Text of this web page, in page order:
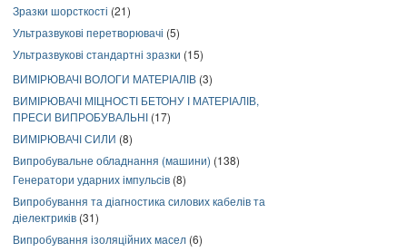
Зразки шорсткості (21)
Ультразвукові перетворювачі (5)
Ультразвукові стандартні зразки (15)
ВИМІРЮВАЧІ ВОЛОГИ МАТЕРІАЛІВ (3)
ВИМІРЮВАЧІ МІЦНОСТІ БЕТОНУ І МАТЕРІАЛІВ,
ПРЕСИ ВИПРОБУВАЛЬНІ (17)
ВИМІРЮВАЧІ СИЛИ (8)
Випробувальне обладнання (машини) (138)
Генератори ударних імпульсів (8)
Випробування та діагностика силових кабелів та
діелектриків (31)
Випробування ізоляційних масел (6)